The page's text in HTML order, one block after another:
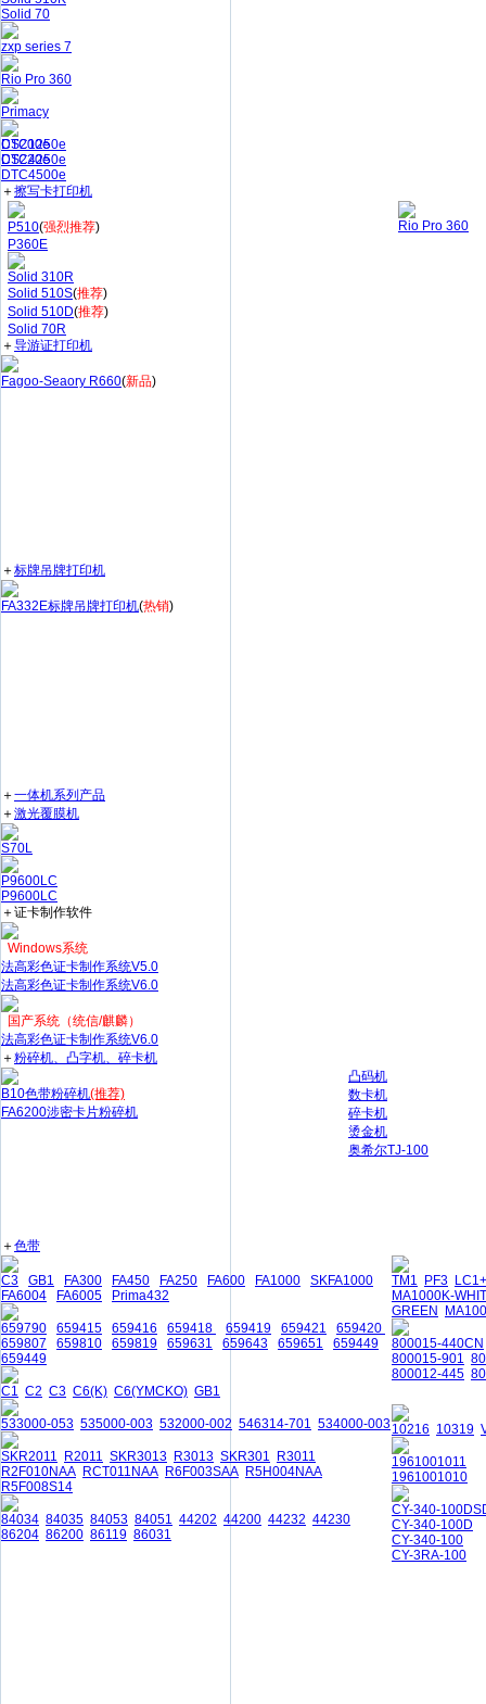
Solid 70
zxp series 7
Rio Pro 360
Primacy
CS200e
CS220e
DTC1250e
DTC4250e
DTC4500e
＋擦写卡打印机
P510(强烈推荐)
P360E
Solid 310R
Solid 510S(推荐)
Solid 510D(推荐)
Solid 70R
Rio Pro 360
＋导游证打印机
Fagoo-Seaory R660(新品)
＋标牌吊牌打印机
FA332E标牌吊牌打印机(热销)
＋一体机系列产品
＋激光覆膜机
S70L
P9600LC
P9600LC
＋证卡制作软件
Windows系统
法高彩色证卡制作系统V5.0
法高彩色证卡制作系统V6.0
国产系统（统信/麒麟）
法高彩色证卡制作系统V6.0
＋粉碎机、凸字机、碎卡机
B10色带粉碎机(推荐)
FA6200涉密卡片粉碎机
凸码机
数卡机
碎卡机
烫金机
奥希尔TJ-100
＋色带
C3 GB1 FA300 FA450 FA250 FA600 FA1000
SKFA1000
FA6004
FA6005 Prima432
659790 659415 659416 659418 659419 659421
659420
659807
659810 659819 659631 659643 659651
659449
659449
C1 C2 C3 C6(K) C6(YMCKO) GB1
533000-053 535000-003 532000-002 546314-701 534000-003
SKR2011 R2011 SKR3013 R3013 SKR301
R3011
R2F010NAA RCT011NAA R6F003SAA R5H004NAA
R5F008S14
84034 84035 84053 84051 44202 44200 44232 44230
86204 86200 86119 86031
TM1 PF3 LC1+
MA1000K-
GREEN
800015-440CN
800015-901
800012-445
10216 10319
1961001011
1961001010
CY-340-
CY-340-100D
CY-340-100
CY-3RA-100